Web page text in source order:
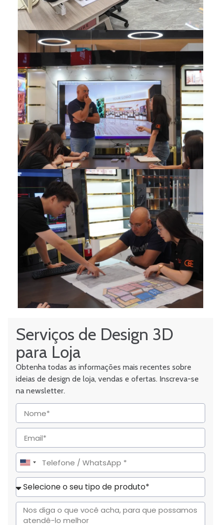
Serviços de Design 3D
para Loja
Obtenha todas as informações mais recentes sobre
ideias de design de loja, vendas e ofertas. Inscreva-se
na newsletter.
United
States
+1